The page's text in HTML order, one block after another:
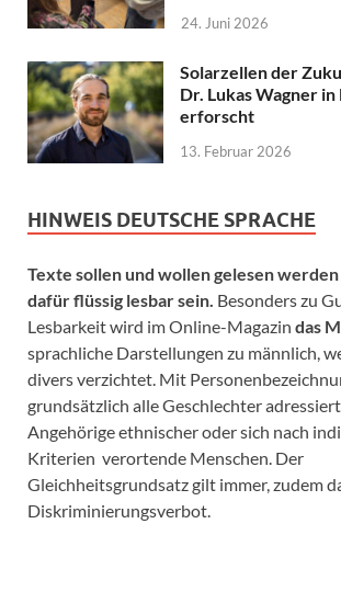
24. Juni 2026
Solarzellen der
Dr. Lukas Wagner
erforscht
13. Februar 2026
HINWEIS DEUTSCHE SPRACHE
Texte sollen und wollen gelesen werden
dafür flüssig lesbar sein. Besonders zu
Lesbarkeit wird im Online-Magazin das
sprachliche Darstellungen zu männlich,
divers verzichtet. Mit
grundsätzlich alle Geschlechter
Angehörige ethnischer oder sich nach
Kriterien verortende Menschen. Der
Gleichheitsgrundsatz gilt immer, zudem
Diskriminierungsverbot.